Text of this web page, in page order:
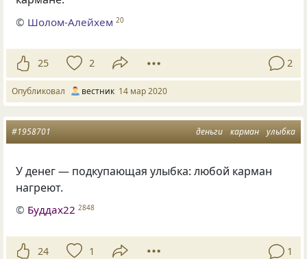
© Шолом-Алейхем 20
25 2 2
Опубликовал вестник 14 мар 2020
деньги карман улыбка
#1958701
У денег — подкупающая улыбка: любой карман
нагреют.
© Буддах22 2848
24 1 1